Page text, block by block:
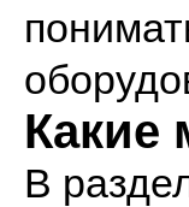
Какие
В